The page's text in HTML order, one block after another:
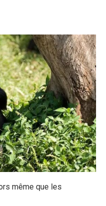
même que les